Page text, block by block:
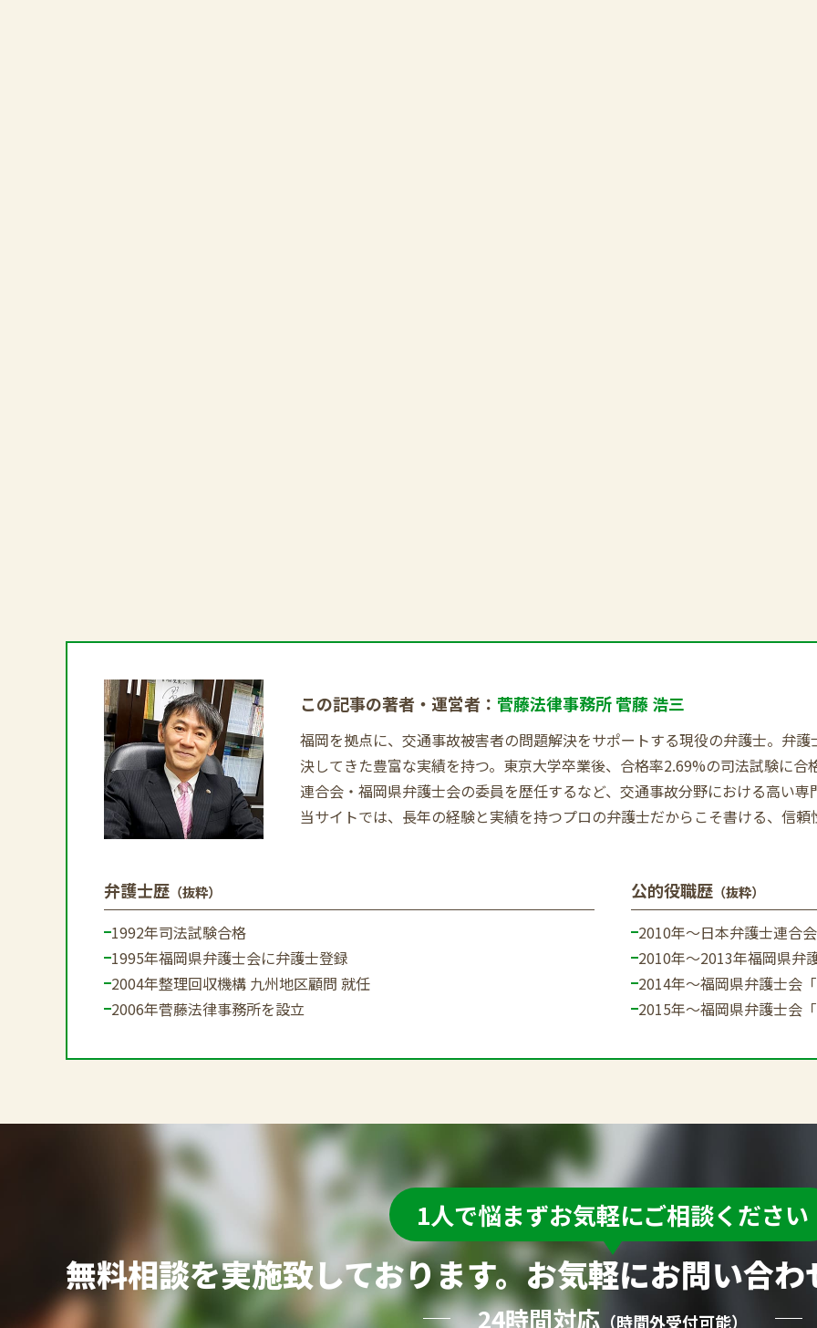
この記事の著者・運営者： 菅藤法律事務所 菅藤 浩三
福岡を拠点に、交通事故被害者の問題解決をサポートする現役の弁護士。弁
決してきた豊富な実績を持つ。東京大学卒業後、合格率2.69%の司法試験に
連合会・福岡県弁護士会の委員を歴任するなど、交通事故分野における高い
当サイトでは、長年の経験と実績を持つプロの弁護士だからこそ書ける、信
弁護士歴 （抜粋）
1992年司法試験合格
1995年福岡県弁護士会に弁護士登録
2004年整理回収機構 九州地区顧問 就任
2006年菅藤法律事務所を設立
公的役職歴 （抜粋）
2010年～日本弁護士連合
2010年～2013年福岡県弁
2014年～福岡県弁護士会
2015年～福岡県弁護士会
1人で悩まずお気軽にご相談ください
無料相談を実施致しております。お気軽にお問い合
24時間対応 （時間外受付可能）